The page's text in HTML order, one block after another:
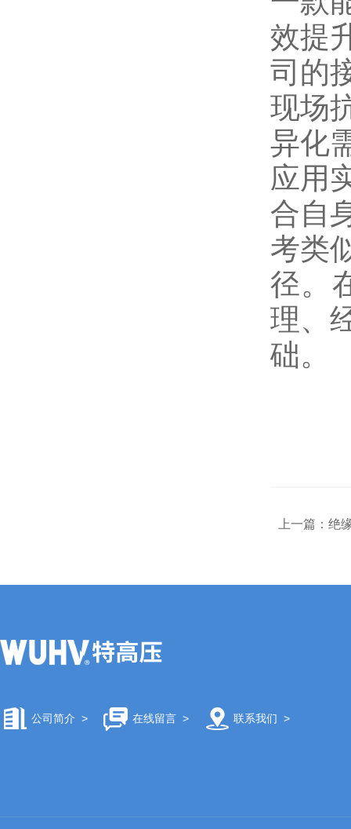
效提
司的
现场
异化
应用
合自
考类
径。
理、
础。
上一篇： 绝
公司简介 > 在线留言> 联系我们 >